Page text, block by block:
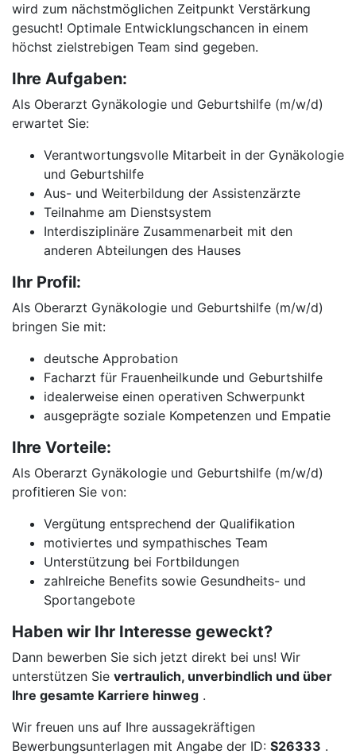
wird zum nächstmöglichen Zeitpunkt Verstärkung
gesucht! Optimale Entwicklungschancen in einem
höchst zielstrebigen Team sind gegeben.
Ihre Aufgaben:
Als Oberarzt Gynäkologie und Geburtshilfe (m/w/d)
erwartet Sie:
Verantwortungsvolle Mitarbeit in der Gynäkologie
und Geburtshilfe
Aus- und Weiterbildung der Assistenzärzte
Teilnahme am Dienstsystem
Interdisziplinäre Zusammenarbeit mit den
anderen Abteilungen des Hauses
Ihr Profil:
Als Oberarzt Gynäkologie und Geburtshilfe (m/w/d)
bringen Sie mit:
deutsche Approbation
Facharzt für Frauenheilkunde und Geburtshilfe
idealerweise einen operativen Schwerpunkt
ausgeprägte soziale Kompetenzen und Empatie
Ihre Vorteile:
Als Oberarzt Gynäkologie und Geburtshilfe (m/w/d)
profitieren Sie von:
Vergütung entsprechend der Qualifikation
motiviertes und sympathisches Team
Unterstützung bei Fortbildungen
zahlreiche Benefits sowie Gesundheits- und
Sportangebote
Haben wir Ihr Interesse geweckt?
Dann bewerben Sie sich jetzt direkt bei uns! Wir
unterstützen Sie vertraulich, unverbindlich und über
Ihre gesamte Karriere hinweg .
Wir freuen uns auf Ihre aussagekräftigen
Bewerbungsunterlagen mit Angabe der ID: S26333 .